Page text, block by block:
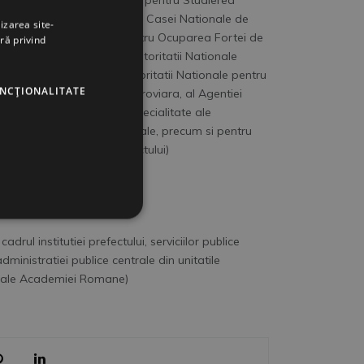
al Consiliului Legislativ, al Casei Nationale de
Agentiei Nationale pentru Ocuparea Fortei de
si Inspectie Sociala, al Autoritatii Nationale
subordonate, al Autoritatii Nationale pentru
pentru Reforma Feroviara, al Agentiei
al celorlalte organe de specialitate ale
programe operationale, precum si pentru
cadrul institutiei prefectului)
institutiei prefectului, serviciilor publice
publice centrale din unitatile
Academiei Romane)
site-
privind